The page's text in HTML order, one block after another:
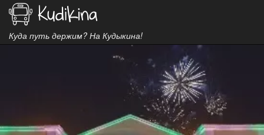
Куда путь держим? На Кудыкина!